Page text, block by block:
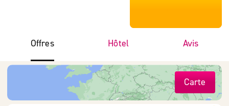
Offres Hôtel Avis
Carte